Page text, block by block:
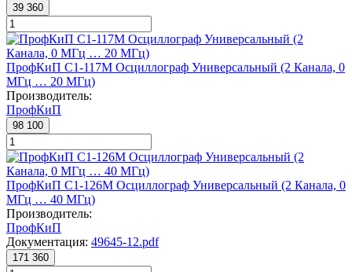
39 360
ПрофКиП С1-117М Осциллограф Универсальный (2 Канала, 0
МГц … 20 МГц)
Производитель:
ПрофКиП
98 100
ПрофКиП С1-126М Осциллограф Универсальный (2 Канала, 0
МГц … 40 МГц)
Производитель:
ПрофКиП
Документация: 49645-12.pdf
171 360